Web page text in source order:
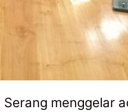
menggelar